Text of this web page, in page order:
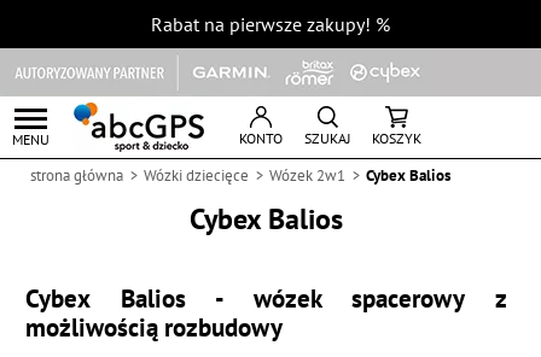
Rabat na pierwsze zakupy! %
MENU KONTO SZUKAJ KOSZYK
strona główna Wózki dziecięce Wózek 2w1 Cybex Balios
Cybex Balios
Cybex Balios - wózek spacerowy z
możliwością rozbudowy